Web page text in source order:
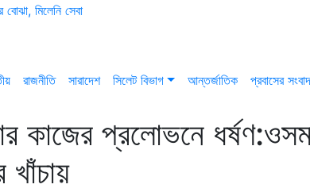
বোঝা, মিলেনি সেবা
রাজনীতি সারাদেশ সিলেট বিভাগ আন্তর্জাতিক প্রবাসের সংবাদ
কাজের প্রলোভনে
খাঁচায়